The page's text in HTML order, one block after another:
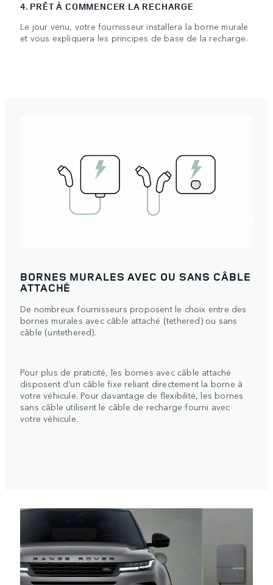
4. PRÊT À COMMENCER LA RECHARGE
Le jour venu, votre fournisseur installera la borne murale
et vous expliquera les principes de base de la recharge.
BORNES MURALES AVEC OU SANS CÂBLE
ATTACHÉ
De nombreux fournisseurs proposent le choix entre des
bornes murales avec câble attaché (tethered) ou sans
câble (untethered).
Pour plus de praticité, les bornes avec câble attaché
disposent d’un câble fixe reliant directement la borne à
votre véhicule. Pour davantage de flexibilité, les bornes
sans câble utilisent le câble de recharge fourni avec
votre véhicule.